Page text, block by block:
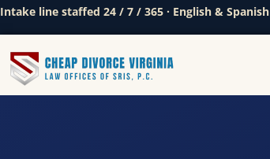
Intake line staffed 24 / 7 / 365 · English & Spanish